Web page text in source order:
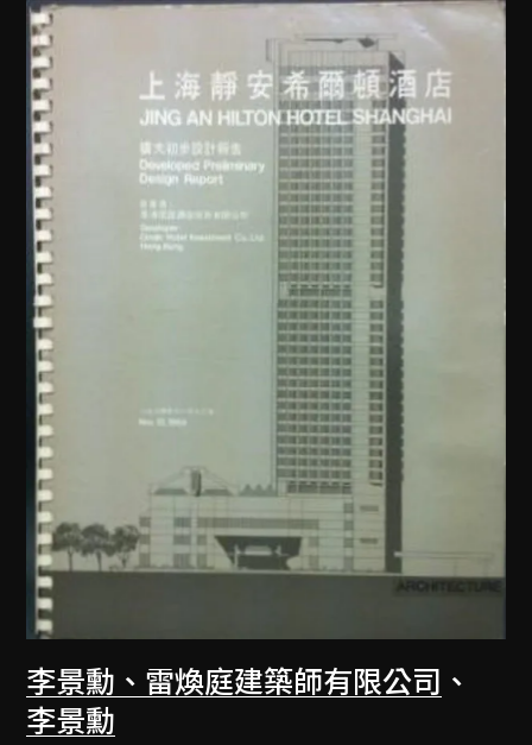
李景勳、雷煥庭建築師有限公司 、
李景勳